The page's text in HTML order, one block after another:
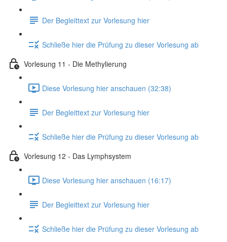
Der Begleittext zur Vorlesung hier
Schließe hier die Prüfung zu dieser Vorlesung ab
Vorlesung 11 - Die Methylierung
Diese Vorlesung hier anschauen (32:38)
Der Begleittext zur Vorlesung hier
Schließe hier die Prüfung zu dieser Vorlesung ab
Vorlesung 12 - Das Lymphsystem
Diese Vorlesung hier anschauen (16:17)
Der Begleittext zur Vorlesung hier
Schließe hier die Prüfung zu dieser Vorlesung ab